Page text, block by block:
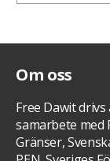
Om oss
Free Dawit
samarbete
Gränser,